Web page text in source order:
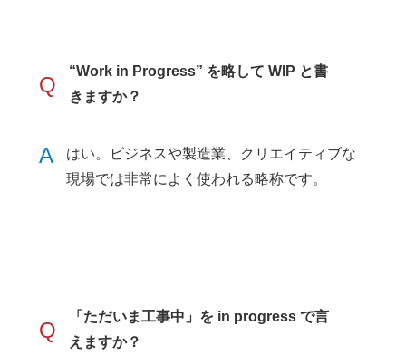
Q
“Work in Progress” を略して WIP と書
きますか？
A
はい。ビジネスや製造業、クリエイティブな
現場では非常によく使われる略称です。
Q
「ただいま工事中」を in progress で言
えますか？